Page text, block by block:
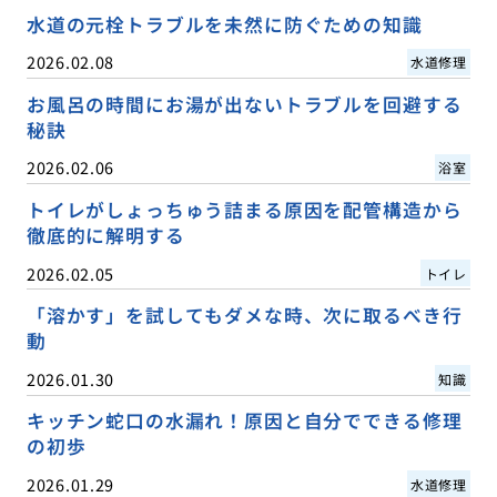
水道の元栓トラブルを未然に防ぐための知識
2026.02.08 水道修理
お風呂の時間にお湯が出ないトラブルを回避する
秘訣
2026.02.06 浴室
トイレがしょっちゅう詰まる原因を配管構造から
徹底的に解明する
2026.02.05 トイレ
「溶かす」を試してもダメな時、次に取るべき行
動
2026.01.30 知識
キッチン蛇口の水漏れ！原因と自分でできる修理
の初歩
2026.01.29 水道修理